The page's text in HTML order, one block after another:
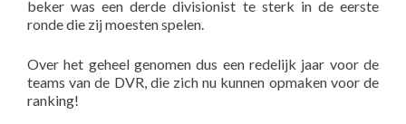
beker was een derde divisionist te sterk in de eerste
ronde die zij moesten spelen.
Over het geheel genomen dus een redelijk jaar voor de
teams van de DVR, die zich nu kunnen opmaken voor de
ranking!